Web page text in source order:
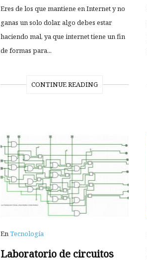
Eres de los que mantiene en Internet y no
ganas un solo dolar, algo debes estar
haciendo mal, ya que internet tiene un fin
de formas para...
CONTINUE READING
En Tecnología
Laboratorio de circuitos